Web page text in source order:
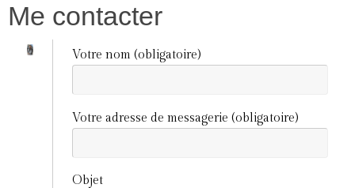
Me contacter
Votre nom (obligatoire)
Votre adresse de messagerie (obligatoire)
Objet